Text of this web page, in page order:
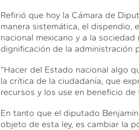
Refirió que hoy la Cámara de
manera sistemática, el dispendio,
nacional mexicano y a la
dignificación de la administración
“Hacer del Estado nacional algo
la crítica de la ciudadanía, que
recursos y los use en beneficio de
En tanto que el diputado
objeto de esta ley, es cambiar la